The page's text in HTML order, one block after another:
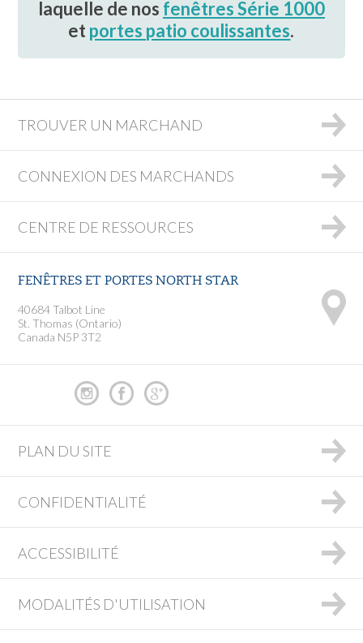
laquelle de nos fenêtres Série 1000
et portes patio coulissantes.
TROUVER UN MARCHAND
CONNEXION DES MARCHANDS
CENTRE DE RESSOURCES
FENÊTRES ET PORTES NORTH STAR
40684 Talbot Line
St. Thomas (Ontario)
Canada N5P 3T2
PLAN DU SITE
CONFIDENTIALITÉ
ACCESSIBILITÉ
MODALITÉS D'UTILISATION